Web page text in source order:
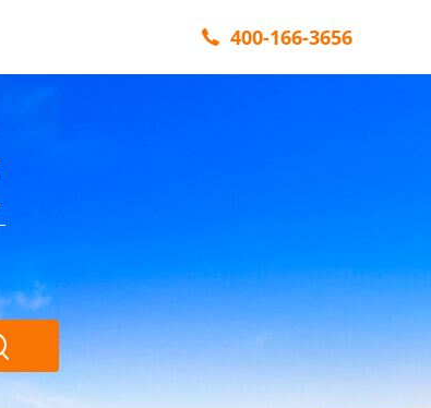
400-166-3656